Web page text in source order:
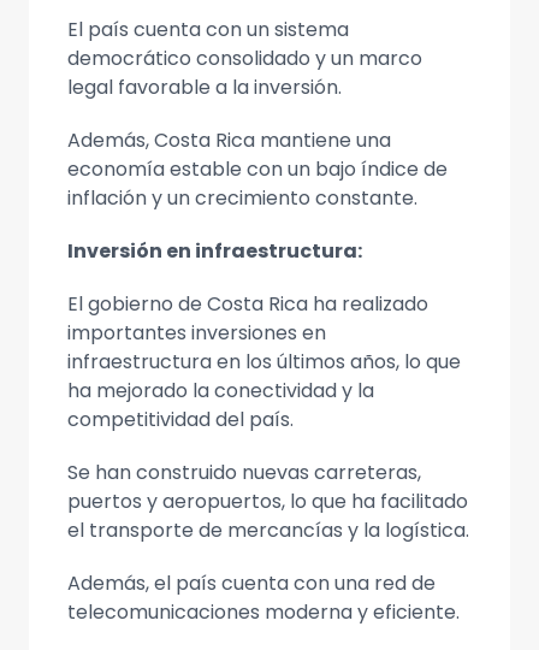
El país cuenta con un sistema
democrático consolidado y un marco
legal favorable a la inversión.
Además, Costa Rica mantiene una
economía estable con un bajo índice de
inflación y un crecimiento constante.
Inversión en infraestructura:
El gobierno de Costa Rica ha realizado
importantes inversiones en
infraestructura en los últimos años, lo que
ha mejorado la conectividad y la
competitividad del país.
Se han construido nuevas carreteras,
puertos y aeropuertos, lo que ha facilitado
el transporte de mercancías y la logística.
Además, el país cuenta con una red de
telecomunicaciones moderna y eficiente.